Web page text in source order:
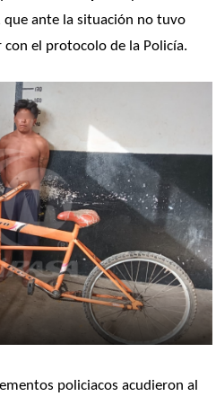
que ante la situación no tuvo
el protocolo de la Policía.
policiacos acudieron al